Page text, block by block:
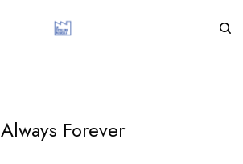
Always Forever